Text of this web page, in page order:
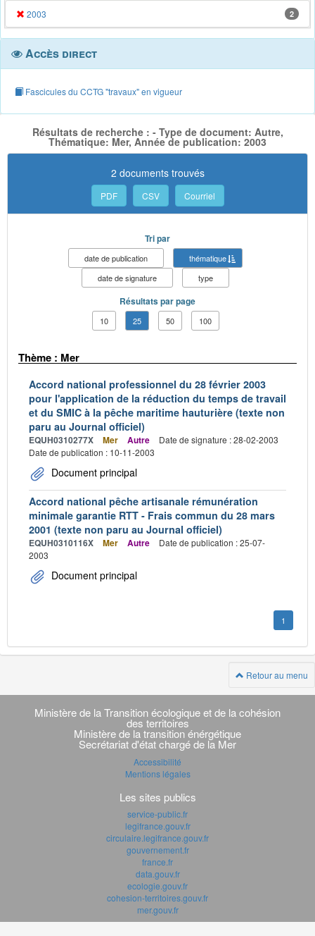
2003 2
Accès direct
Fascicules du CCTG "travaux" en vigueur
Résultats de recherche : - Type de document: Autre,
Thématique: Mer, Année de publication: 2003
2 documents trouvés
PDF CSV Courriel
Tri par
date de publication
thématique
date de signature
type
Résultats par page
10 25 50 100
Thème : Mer
Accord national professionnel du 28 février 2003
pour l'application de la réduction du temps de travail
et du SMIC à la pêche maritime hauturière (texte non
paru au Journal officiel)
EQUH0310277X Mer Autre
Date de signature : 28-02-2003
Date de publication : 10-11-2003
Document principal
Accord national pêche artisanale rémunération
minimale garantie RTT - Frais commun du 28 mars
2001 (texte non paru au Journal officiel)
EQUH0310116X Mer Autre
Date de publication : 25-07-
2003
Document principal
1
Retour au menu
Navigation
transverse
Ministère de la Transition écologique et de la cohésion
des territoires
Ministère de la transition énérgétique
Secrétariat d'état chargé de la Mer
Accessibilité
Mentions légales
Les sites publics
service-public.fr
legifrance.gouv.fr
circulaire.legifrance.gouv.fr
gouvernement.fr
france.fr
data.gouv.fr
ecologie.gouv.fr
cohesion-territoires.gouv.fr
mer.gouv.fr